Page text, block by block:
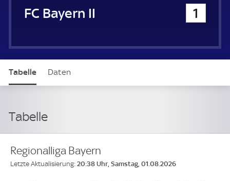
FC Bayern München II
1
Tabelle Daten
Tabelle
Regionalliga Bayern
Letzte Aktualisierung: 20:38 Uhr, Samstag, 01.08.2026